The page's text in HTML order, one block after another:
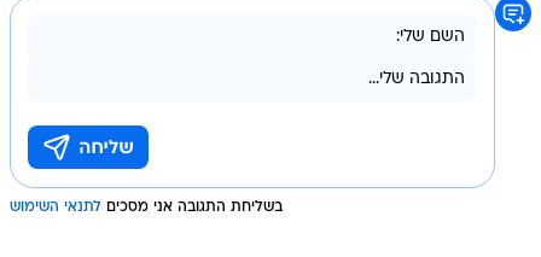
בשליחת התגובה אני מסכים לתנאי השימוש